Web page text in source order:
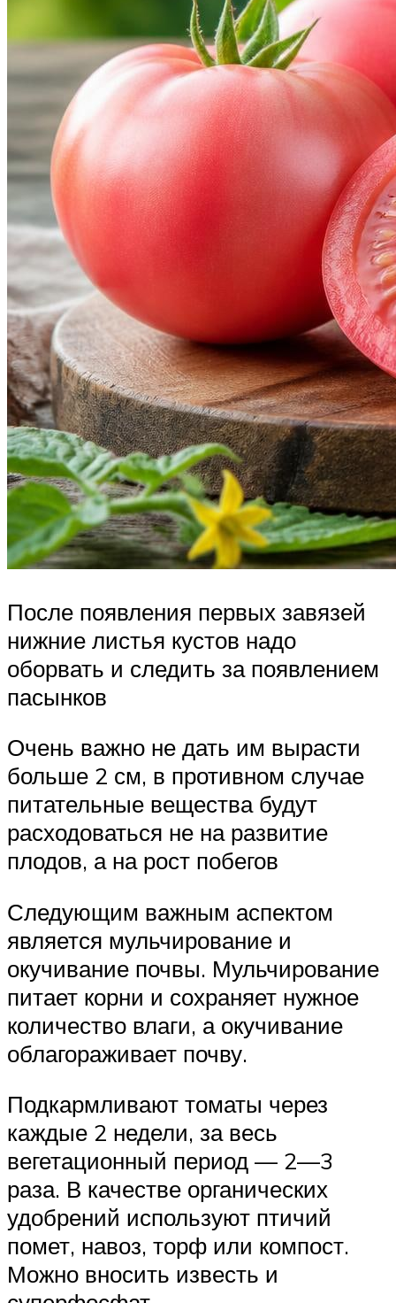
После появления первых завязей
нижние листья кустов надо
оборвать и следить за появлением
пасынков
Очень важно не дать им вырасти
больше 2 см, в противном случае
питательные вещества будут
расходоваться не на развитие
плодов, а на рост побегов
Следующим важным аспектом
является мульчирование и
окучивание почвы. Мульчирование
питает корни и сохраняет нужное
количество влаги, а окучивание
облагораживает почву.
Подкармливают томаты через
каждые 2 недели, за весь
вегетационный период — 2—3
раза. В качестве органических
удобрений используют птичий
помет, навоз, торф или компост.
Можно вносить известь и